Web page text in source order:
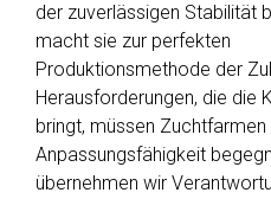
der zuverlässigen Stabilität
macht sie zur perfekten
Produktionsmethode der
Herausforderungen, die die
bringt, müssen
Anpassungsfähigkeit
übernehmen wir